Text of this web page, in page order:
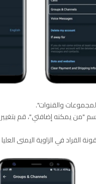
"من يمكنه إضافتي"، قم